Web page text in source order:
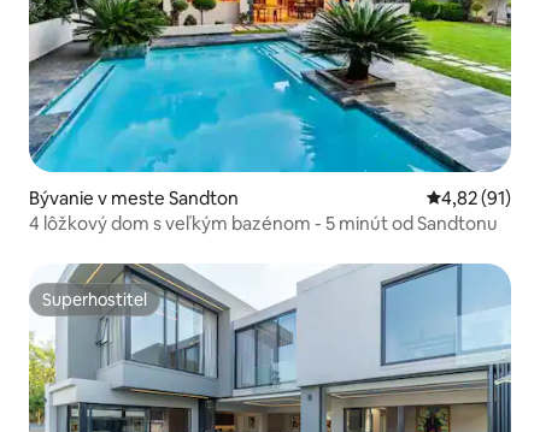
Bývanie v meste Sandton Priemerné
4,82 (91)
4 lôžkový dom s veľkým bazénom - 5 minút od Sandtonu
Superhostiteľ
Superhostiteľ